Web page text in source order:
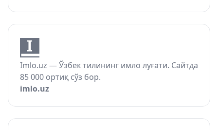
Imlo.uz — Ўзбек тилининг имло луғати. Сайтда
85 000 ортиқ сўз бор.
imlo.uz